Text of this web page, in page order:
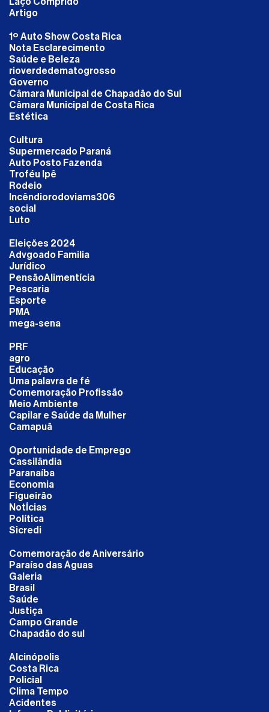
Artigo
1º Auto Show Costa Rica
Nota Esclarecimento
Saúde e Beleza
rioverdedematogrosso
Governo
Câmara Municipal de Chapadão do Sul
Câmara Municipal de Costa Rica
Estética
Cultura
Supermercado Paraná
Auto Posto Fazenda
Troféu Ipê
Rodeio
Incêndiorodoviams306
social
Luto
Eleições 2024
Advgoado Familia
Jurídico
PensãoAlimentícia
Pescaria
Esporte
PMA
mega-sena
PRF
agro
Educação
Uma palavra de fé
Comemoração Profissão
Meio Ambiente
Capilar e Saúde da Mulher
Camapuã
Oportunidade de Emprego
Cassilândia
Paranaíba
Economia
Figueirão
NotÍcias
Política
Sicredi
Comemoração de Aniversário
Paraíso das Águas
Galeria
Brasil
Saúde
Justiça
Campo Grande
Chapadão do sul
Alcinópolis
Costa Rica
Policial
Clima Tempo
Acidentes